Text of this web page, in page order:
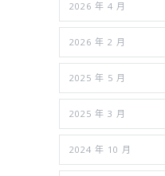
2026 年 4 月
2026 年 2 月
2025 年 5 月
2025 年 3 月
2024 年 10 月